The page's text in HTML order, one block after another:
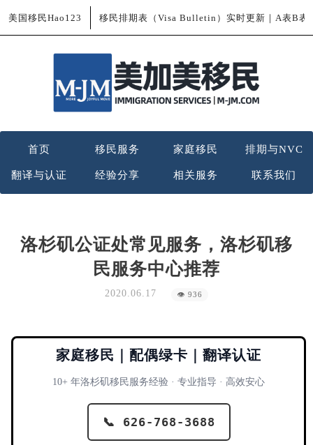
美国移民Hao123 移民排期表（Visa Bulletin）实时更新｜A表B表
首页 移民服务 家庭移民 排期与NVC
翻译与认证 经验分享 相关服务 联系我们
洛杉矶公证处常见服务，洛杉矶移
民服务中心推荐
2020.06.17 👁 936
家庭移民｜配偶绿卡｜翻译认证
10+ 年洛杉矶移民服务经验 · 专业指导 · 高效安心
📞 626-768-3688